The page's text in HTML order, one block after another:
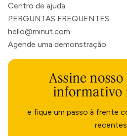
Centro de ajuda
PERGUNTAS FREQUENTES
hello@minut.com
Agende uma demonstração
Assine
informativo
e fique um passo à frente
recentes